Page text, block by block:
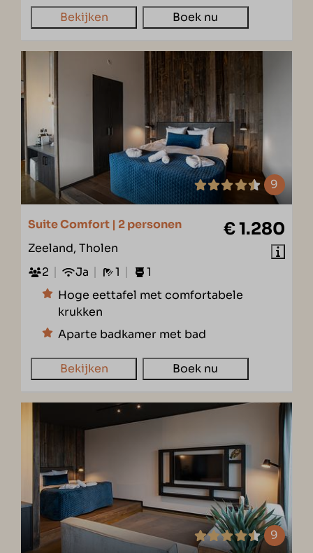
Bekijken Boek nu
9
€ 1.280
Suite Comfort | 2 personen
Zeeland, Tholen
2
Ja 1
1
Hoge eettafel met comfortabele
krukken
Aparte badkamer met bad
Bekijken Boek nu
9